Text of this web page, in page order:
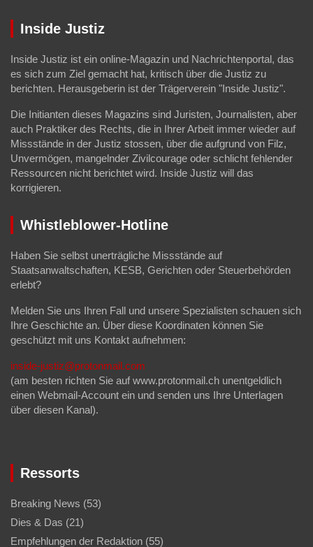
Inside Justiz
Inside Justiz ist ein online-Magazin und Nachrichtenportal, das
es sich zum Ziel gemacht hat, kritisch über die Justiz zu
berichten. Herausgeberin ist der Trägerverein "Inside Justiz".
Die Initianten dieses Magazins sind Juristen, Journalisten, aber
auch Praktiker des Rechts, die in Ihrer Arbeit immer wieder auf
Missstände in der Justiz stossen, über die aufgrund von Filz,
Unvermögen, mangelnder Zivilcourage oder schlicht fehlender
Ressourcen nicht berichtet wird. Inside Justiz will das
korrigieren.
Whistleblower-Hotline
Haben Sie selbst unerträgliche Missstände auf
Staatsanwaltschaften, KESB, Gerichten oder Steuerbehörden
erlebt?
Melden Sie uns Ihren Fall und unsere Spezialisten schauen sich
Ihre Geschichte an. Über diese Koordinaten können Sie
geschützt mit uns Kontakt aufnehmen:
inside-justiz@protonmail.com
(am besten richten Sie auf www.protonmail.ch unentgeldlich
einen Webmail-Account ein und senden uns Ihre Unterlagen
über diesen Kanal).
Ressorts
Breaking News (53)
Dies & Das (21)
Empfehlungen der Redaktion (55)